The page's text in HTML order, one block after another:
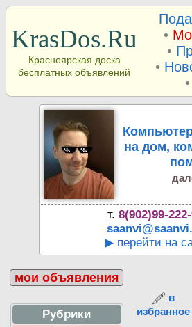
KrasDos.Ru
Красноярская доска
бесплатных объявлений
•
•
•
•
на дом,
т. 8(902)99-
▶ перейти на
мои объявления
Рубрики
в
избранное